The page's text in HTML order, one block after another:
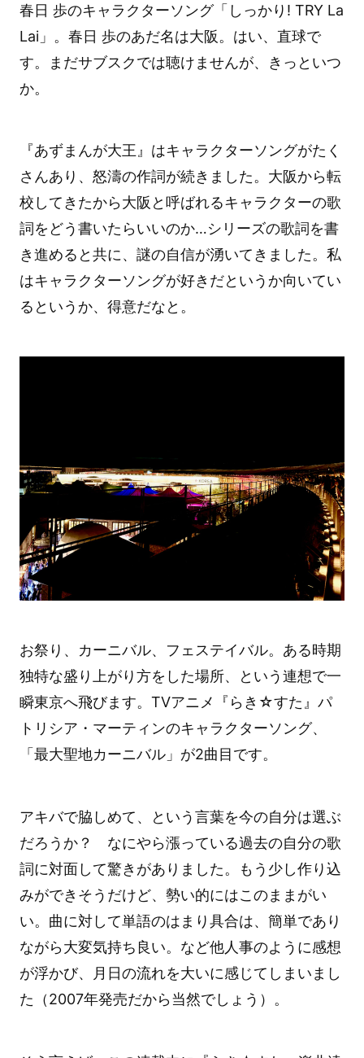
春日 歩のキャラクターソング「しっかり! TRY La
Lai」。春日 歩のあだ名は大阪。はい、直球で
す。まだサブスクでは聴けませんが、きっといつ
か。
『あずまんが大王』はキャラクターソングがたく
さんあり、怒濤の作詞が続きました。大阪から転
校してきたから大阪と呼ばれるキャラクターの歌
詞をどう書いたらいいのか…シリーズの歌詞を書
き進めると共に、謎の自信が湧いてきました。私
はキャラクターソングが好きだというか向いてい
るというか、得意だなと。
お祭り、カーニバル、フェステイバル。ある時期
独特な盛り上がり方をした場所、という連想で一
瞬東京へ飛びます。TVアニメ『らき☆すた』パ
トリシア・マーティンのキャラクターソング、
「最大聖地カーニバル」が2曲目です。
アキバで脇しめて、という言葉を今の自分は選ぶ
だろうか？ なにやら漲っている過去の自分の歌
詞に対面して驚きがありました。もう少し作り込
みができそうだけど、勢い的にはこのままがい
い。曲に対して単語のはまり具合は、簡単であり
ながら大変気持ち良い。など他人事のように感想
が浮かび、月日の流れを大いに感じてしまいまし
た（2007年発売だから当然でしょう）。